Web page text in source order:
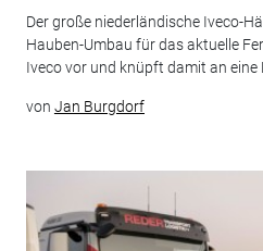
Der große niederländische Iveco-
Hauben-Umbau für das aktuelle
Iveco vor und knüpft damit an eine
von Jan Burgdorf